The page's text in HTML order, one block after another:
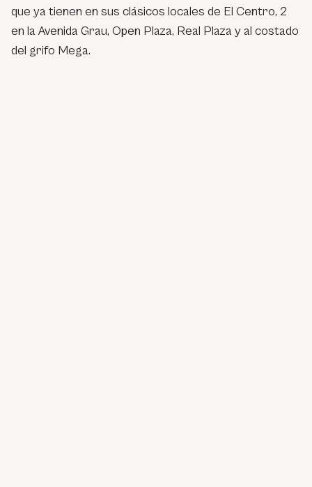
que ya tienen en sus clásicos locales de El Centro, 2
en la Avenida Grau, Open Plaza, Real Plaza y al costado
del grifo Mega.